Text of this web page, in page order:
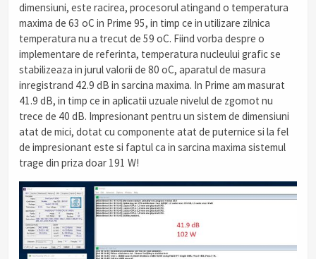
dimensiuni, este racirea, procesorul atingand o temperatura
maxima de 63 oC in Prime 95, in timp ce in utilizare zilnica
temperatura nu a trecut de 59 oC. Fiind vorba despre o
implementare de referinta, temperatura nucleului grafic se
stabilizeaza in jurul valorii de 80 oC, aparatul de masura
inregistrand 42.9 dB in sarcina maxima. In Prime am masurat
41.9 dB, in timp ce in aplicatii uzuale nivelul de zgomot nu
trece de 40 dB. Impresionant pentru un sistem de dimensiuni
atat de mici, dotat cu componente atat de puternice si la fel
de impresionant este si faptul ca in sarcina maxima sistemul
trage din priza doar 191 W!